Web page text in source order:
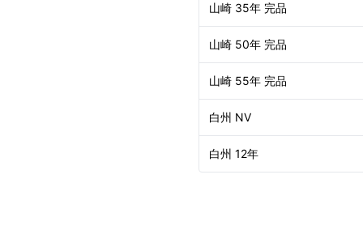
山崎 35年 完品
山崎 50年 完品
山崎 55年 完品
白州 NV
白州 12年